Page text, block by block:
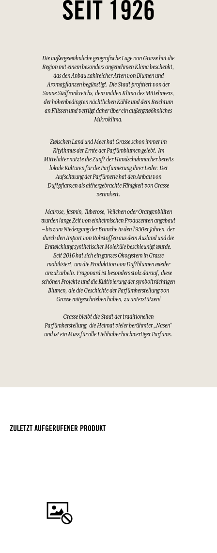
SEIT 1926
Die außergewöhnliche geografische Lage von Grasse hat die
Region mit einem besonders angenehmen Klima beschenkt,
das den Anbau zahlreicher Arten von Blumen und
Aromapflanzen begünstigt. Die Stadt profitiert von der
Sonne Südfrankreichs, dem milden Klima des Mittelmeers,
der höhenbedingten nächtlichen Kühle und dem Reichtum
an Flüssen und verfügt daher über ein außergewöhnliches
Mikroklima.
Zwischen Land und Meer hat Grasse schon immer im
Rhythmus der Ernte der Parfümblumen gelebt. Im
Mittelalter nutzte die Zunft der Handschuhmacher bereits
lokale Kulturen für die Parfümierung ihrer Leder. Der
Aufschwung der Parfümerie hat den Anbau von
Duftpflanzen als althergebrachte Fähigkeit von Grasse
verankert.
Mairose, Jasmin, Tuberose, Veilchen oder Orangenblüten
wurden lange Zeit von einheimischen Produzenten angebaut
– bis zum Niedergang der Branche in den 1950er Jahren, der
durch den Import von Rohstoffen aus dem Ausland und die
Entwicklung synthetischer Moleküle beschleunigt wurde.
Seit 2016 hat sich ein ganzes Ökosystem in Grasse
mobilisiert, um die Produktion von Duftblumen wieder
anzukurbeln. Fragonard ist besonders stolz darauf, diese
schönen Projekte und die Kultivierung der symbolträchtigen
Blumen, die die Geschichte der Parfümherstellung von
Grasse mitgeschrieben haben, zu unterstützen!
Grasse bleibt die Stadt der traditionellen
Parfümherstellung, die Heimat vieler berühmter „Nasen“
und ist ein Muss für alle Liebhaber hochwertiger Parfums.
ZULETZT AUFGERUFENER PRODUKT